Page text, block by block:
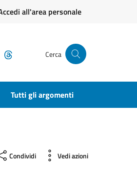
all'area personale
WhatsApp Cerca
Tutti gli argomenti
Condividi Vedi azioni